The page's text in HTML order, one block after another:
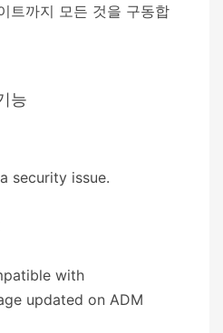
트까지 모든 것을 구동합
능
security issue.
with
updated on ADM